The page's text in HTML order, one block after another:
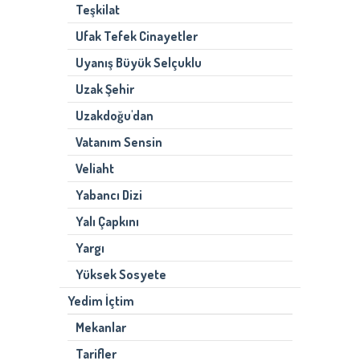
Teşkilat
Ufak Tefek Cinayetler
Uyanış Büyük Selçuklu
Uzak Şehir
Uzakdoğu'dan
Vatanım Sensin
Veliaht
Yabancı Dizi
Yalı Çapkını
Yargı
Yüksek Sosyete
Yedim İçtim
Mekanlar
Tarifler